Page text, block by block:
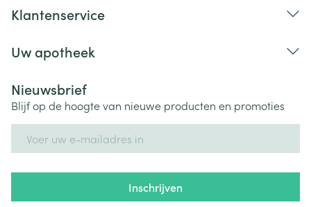
Klantenservice
Uw apotheek
Nieuwsbrief
Blijf op de hoogte van nieuwe producten en promoties
Inschrijven